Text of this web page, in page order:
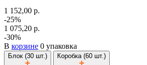
1 152,00 р.
-25%
1 075,20 р.
-30%
В корзине 0 упаковка
Блок (30 шт.) Коробка (60 шт.)